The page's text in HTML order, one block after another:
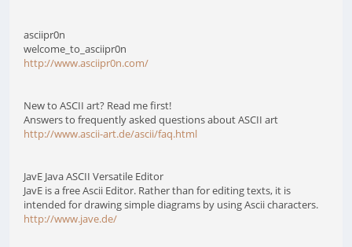
asciipr0n
welcome_to_asciipr0n
http://www.asciipr0n.com/
New to ASCII art? Read me first!
Answers to frequently asked questions about ASCII art
http://www.ascii-art.de/ascii/faq.html
JavE Java ASCII Versatile Editor
JavE is a free Ascii Editor. Rather than for editing texts, it is
intended for drawing simple diagrams by using Ascii characters.
http://www.jave.de/